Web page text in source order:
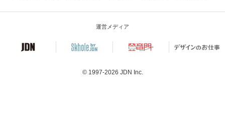
運営メディア
© 1997-2026 JDN Inc.